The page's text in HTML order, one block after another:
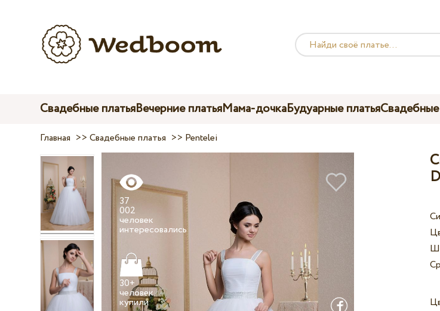
Свадебные платьяВечерние платьяМама-дочкаБудуарные платья
Главная >>Свадебные платья >> Pentelei
37
002
человек
30+
человек
купили